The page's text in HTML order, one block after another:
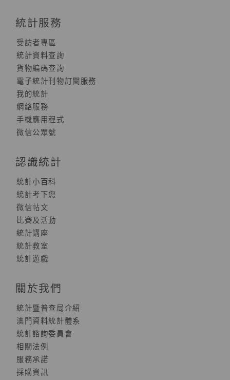
統計服務
受訪者專區
統計資料查詢
貨物編碼查詢
電子統計刊物訂閱服務
我的統計
網絡服務
手機應用程式
微信公眾號
認識統計
統計小百科
統計考下您
微信帖文
比賽及活動
統計講座
統計教室
統計遊戲
關於我們
統計暨普查局介紹
澳門資料統計體系
統計諮詢委員會
相關法例
服務承諾
採購資訊